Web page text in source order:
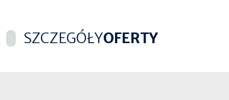
SZCZEGÓŁYOFERTY